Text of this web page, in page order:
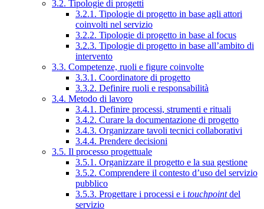
3.2. Tipologie di progetti
3.2.1. Tipologie di progetto in base agli attori
coinvolti nel servizio
3.2.2. Tipologie di progetto in base al focus
3.2.3. Tipologie di progetto in base all’ambito di
intervento
3.3. Competenze, ruoli e figure coinvolte
3.3.1. Coordinatore di progetto
3.3.2. Definire ruoli e responsabilità
3.4. Metodo di lavoro
3.4.1. Definire processi, strumenti e rituali
3.4.2. Curare la documentazione di progetto
3.4.3. Organizzare tavoli tecnici collaborativi
3.4.4. Prendere decisioni
3.5. Il processo progettuale
3.5.1. Organizzare il progetto e la sua gestione
3.5.2. Comprendere il contesto d’uso del servizio
pubblico
3.5.3. Progettare i processi e i touchpointdel
servizio